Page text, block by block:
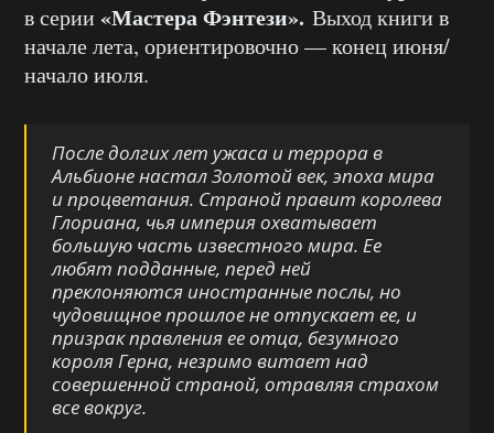
в серии «Мастера Фэнтези». Выход книги в
начале лета, ориентировочно — конец июня/
начало июля.
После долгих лет ужаса и террора в
Альбионе настал Золотой век, эпоха мира
и процветания. Страной правит королева
Глориана, чья империя охватывает
большую часть известного мира. Ее
любят подданные, перед ней
преклоняются иностранные послы, но
чудовищное прошлое не отпускает ее, и
призрак правления ее отца, безумного
короля Герна, незримо витает над
совершенной страной, отравляя страхом
все вокруг.